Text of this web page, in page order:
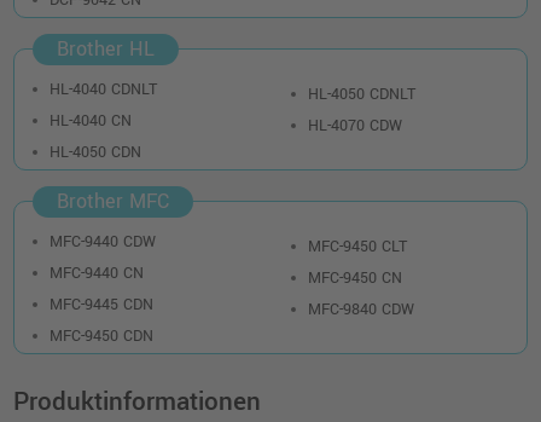
Brother HL
HL-4040 CDNLT
HL-4040 CN
HL-4050 CDN
HL-4050 CDNLT
HL-4070 CDW
Brother MFC
MFC-9440 CDW
MFC-9440 CN
MFC-9445 CDN
MFC-9450 CDN
MFC-9450 CLT
MFC-9450 CN
MFC-9840 CDW
Produktinformationen